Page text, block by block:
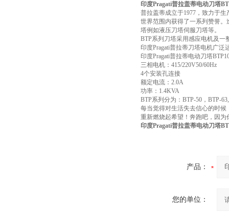
印度Pragati普拉盖蒂电动刀塔
普拉盖蒂成立于1977，致力于
世界范围内获得了一系列赞誉。
塔例如液压刀塔伺服刀塔等。
BTP系列刀塔采用感应电机及一
印度Pragati普拉蒂刀塔电机广
印度Pragati普拉蒂电动刀塔
三相电机：415/220V50/60Hz
4个安装孔连接
额定电流：2.0A
功率：1.4KVA
BTP系列分为：BTP-50，BTP-
每当觉得对生活失去信心的时
重新燃烧起希望！奔跑吧，因为
印度Pragati普拉盖蒂电动刀塔
产品：
您的单位：